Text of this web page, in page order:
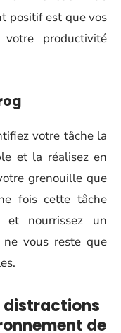
positif est que vos
productivité
votre tâche la
et la réalisez en
grenouille que
fois cette tâche
et nourrissez un
ne vous reste que
distractions
de